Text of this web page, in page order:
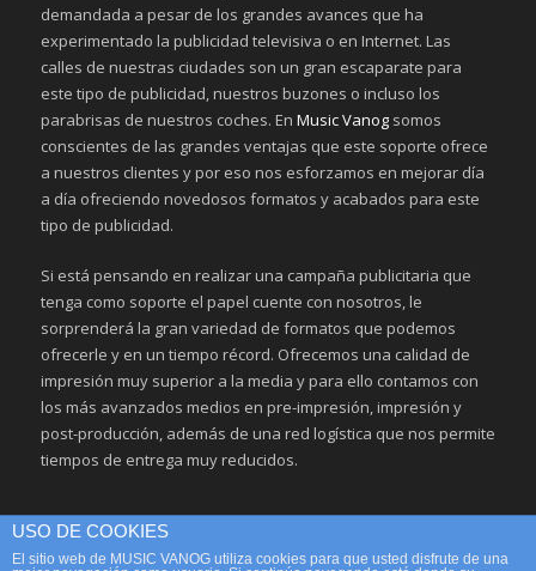
demandada a pesar de los grandes avances que ha
experimentado la publicidad televisiva o en Internet. Las
calles de nuestras ciudades son un gran escaparate para
este tipo de publicidad, nuestros buzones o incluso los
parabrisas de nuestros coches. En Music Vanog somos
conscientes de las grandes ventajas que este soporte ofrece
a nuestros clientes y por eso nos esforzamos en mejorar día
a día ofreciendo novedosos formatos y acabados para este
tipo de publicidad.
Si está pensando en realizar una campaña publicitaria que
tenga como soporte el papel cuente con nosotros, le
sorprenderá la gran variedad de formatos que podemos
ofrecerle y en un tiempo récord. Ofrecemos una calidad de
impresión muy superior a la media y para ello contamos con
los más avanzados medios en pre-impresión, impresión y
post-producción, además de una red logística que nos permite
tiempos de entrega muy reducidos.
USO DE COOKIES
El sitio web de MUSIC VANOG utiliza cookies para que usted disfrute de una